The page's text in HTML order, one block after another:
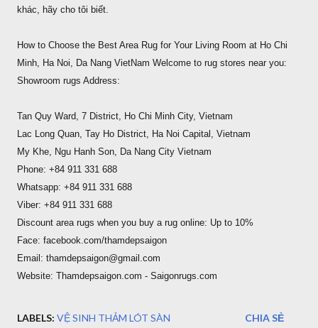
khác, hãy cho tôi biết.
How to Choose the Best Area Rug for Your Living Room at Ho Chi
Minh, Ha Noi, Da Nang VietNam Welcome to rug stores near you:
Showroom rugs Address:
Tan Quy Ward, 7 District, Ho Chi Minh City, Vietnam
Lac Long Quan, Tay Ho District, Ha Noi Capital, Vietnam
My Khe, Ngu Hanh Son, Da Nang City Vietnam
Phone: +84 911 331 688
Whatsapp: +84 911 331 688
Viber: +84 911 331 688
Discount area rugs when you buy a rug online: Up to 10%
Face: facebook.com/thamdepsaigon
Email: thamdepsaigon@gmail.com
Website: Thamdepsaigon.com - Saigonrugs.com
LABELS: VỆ SINH THẢM LÓT SÀN CHIA SẺ